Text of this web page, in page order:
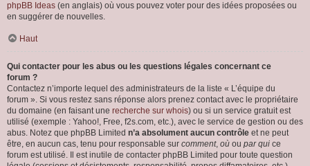
phpBB Ideas (en anglais) où vous pouvez voter pour des idées proposées ou
en suggérer de nouvelles.
Haut
Qui contacter pour les abus ou les questions légales concernant ce
forum ?
Contactez n’importe lequel des administrateurs de la liste « L’équipe du
forum ». Si vous restez sans réponse alors prenez contact avec le propriétaire
du domaine (en faisant une recherche sur whois) ou si un service gratuit est
utilisé (exemple : Yahoo!, Free, f2s.com, etc.), avec le service de gestion ou des
abus. Notez que phpBB Limited n’a absolument aucun contrôle et ne peut
être, en aucun cas, tenu pour responsable sur comment, où ou par qui ce
forum est utilisé. Il est inutile de contacter phpBB Limited pour toute question